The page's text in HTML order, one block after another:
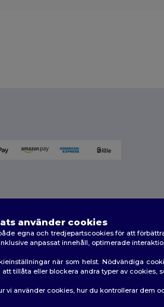
Alla rättigheter förbehållna
använder cookies
egna och tredjepartscookies för att
anpassat innehåll, optimerade
när som helst. Nödvändiga
tillåta eller blockera andra typer av cookies,
vi använder cookies, hur du kontrollerar dem